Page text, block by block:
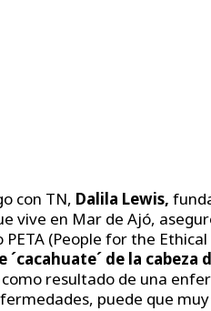
con TN, Dalila Lewis,
vive en Mar de Ajó,
PETA (People for the
de la cabeza
resultado de una
puede que